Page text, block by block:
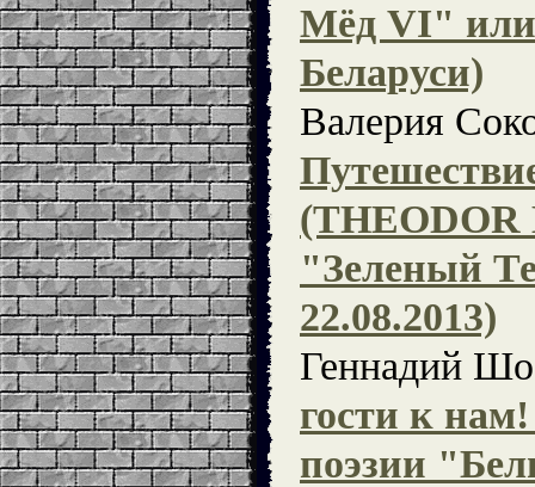
Мёд VI"
Беларуси)
Валерия
(THEODOR
"Зеленый
22.08.2013)
Геннадий
гости к
поэзии